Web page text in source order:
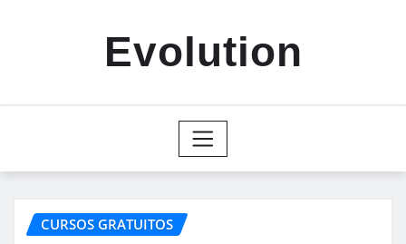
Evolution
CURSOS GRATUITOS